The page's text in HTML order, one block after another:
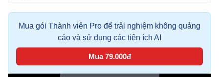
Mua gói Thành viên Pro để trải nghiệm không quảng
cáo và sử dụng các tiện ích AI
Mua 79.000đ